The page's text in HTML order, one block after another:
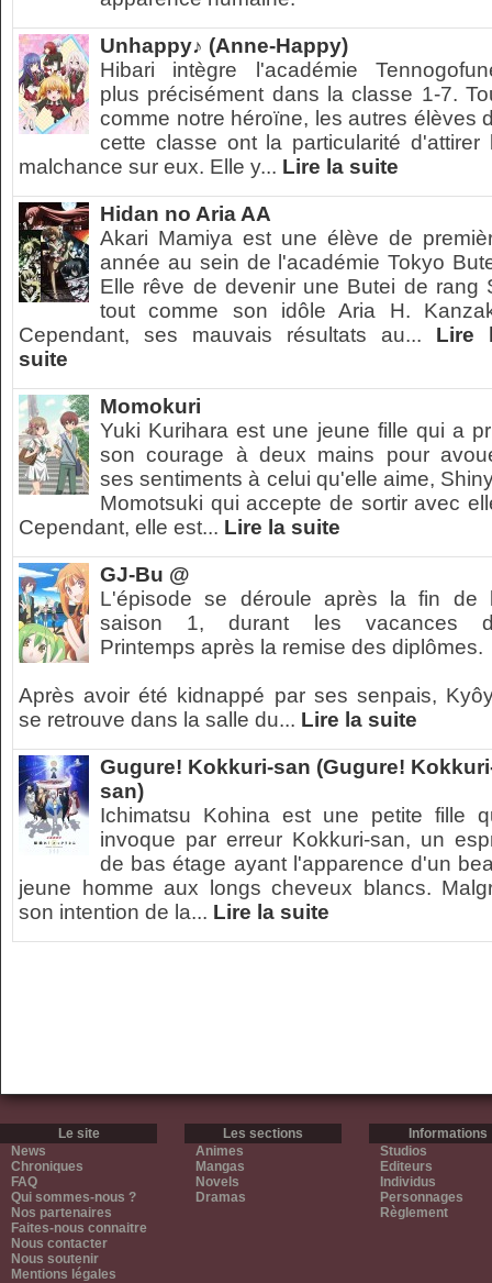
Unhappy♪ (Anne-Happy)
Hibari intègre l'académie
plus précisément dans la classe 1-7.
comme notre héroïne, les autres élèves
cette classe ont la particularité d'attirer
malchance sur eux. Elle y... Lire la suite
Hidan no Aria AA
Akari Mamiya est une élève de
année au sein de l'académie Tokyo
Elle rêve de devenir une Butei de rang
tout comme son idôle Aria H.
Cependant, ses mauvais résultats au... Lire
suite
Momokuri
Yuki Kurihara est une jeune fille qui a
son courage à deux mains pour
ses sentiments à celui qu'elle aime,
Momotsuki qui accepte de sortir avec
Cependant, elle est... Lire la suite
GJ-Bu @
L'épisode se déroule après la fin de
saison 1, durant les vacances
Printemps après la remise des diplômes.
Après avoir été kidnappé par ses senpais,
se retrouve dans la salle du... Lire la suite
Gugure! Kokkuri-san (Gugure!
san)
Ichimatsu Kohina est une petite fille
invoque par erreur Kokkuri-san, un
de bas étage ayant l'apparence d'un
jeune homme aux longs cheveux blancs.
son intention de la... Lire la suite
Le site
News
Chroniques
FAQ
Qui sommes-nous ?
Nos partenaires
Faites-nous connaitre
Nous contacter
Nous soutenir
Mentions légales
Les sections
Animes
Mangas
Novels
Dramas
Informations
Studios
Editeurs
Individus
Personnages
Règlement